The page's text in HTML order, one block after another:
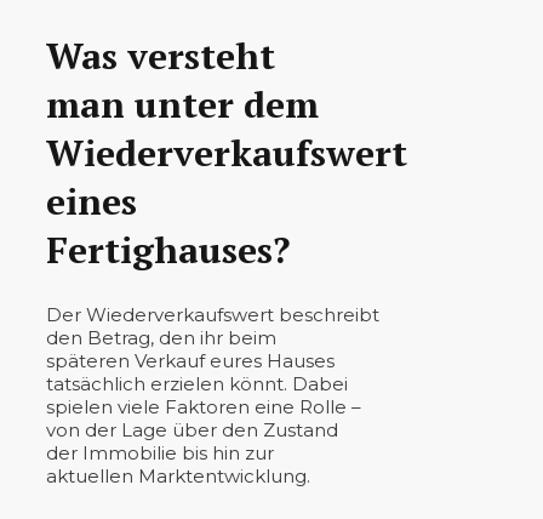
Was versteht
man unter dem
Wiederverkaufswert
eines
Fertighauses?
Der Wiederverkaufswert beschreibt
den Betrag, den ihr beim
späteren Verkauf eures Hauses
tatsächlich erzielen könnt. Dabei
spielen viele Faktoren eine Rolle –
von der Lage über den Zustand
der Immobilie bis hin zur
aktuellen Marktentwicklung.